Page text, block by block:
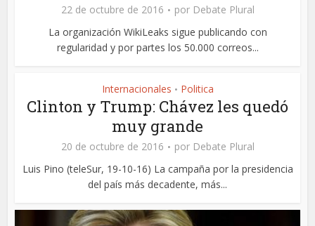
22 de octubre de 2016 por Debate Plural
La organización WikiLeaks sigue publicando con
regularidad y por partes los 50.000 correos...
Internacionales • Politica
Clinton y Trump: Chávez les quedó
muy grande
20 de octubre de 2016 por Debate Plural
Luis Pino (teleSur, 19-10-16) La campaña por la presidencia
del país más decadente, más...